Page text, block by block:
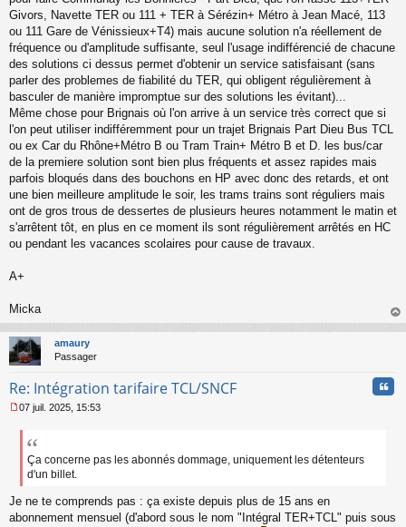
Givors, Navette TER ou 111 + TER à Sérézin+ Métro à Jean Macé, 113
ou 111 Gare de Vénissieux+T4) mais aucune solution n'a réellement de
fréquence ou d'amplitude suffisante, seul l'usage indifférencié de chacune
des solutions ci dessus permet d'obtenir un service satisfaisant (sans
parler des problemes de fiabilité du TER, qui obligent régulièrement à
basculer de manière impromptue sur des solutions les évitant)...
Même chose pour Brignais où l'on arrive à un service très correct que si
l'on peut utiliser indifféremment pour un trajet Brignais Part Dieu Bus TCL
ou ex Car du Rhône+Métro B ou Tram Train+ Métro B et D. les bus/car
de la premiere solution sont bien plus fréquents et assez rapides mais
parfois bloqués dans des bouchons en HP avec donc des retards, et ont
une bien meilleure amplitude le soir, les trams trains sont réguliers mais
ont de gros trous de dessertes de plusieurs heures notamment le matin et
s'arrêtent tôt, en plus en ce moment ils sont régulièrement arrêtés en HC
ou pendant les vacances scolaires pour cause de travaux.
A+
Micka
au
amaury
Passager
Re: Intégration tarifaire TCL/SNCF
e
g
e
n
07 juil. 2025, 15:53
Ça concerne pas les abonnés dommage, uniquement les détenteurs
d'un billet.
Je ne te comprends pas : ça existe depuis plus de 15 ans en
abonnement mensuel (d'abord sous le nom "Intégral TER+TCL" puis sous